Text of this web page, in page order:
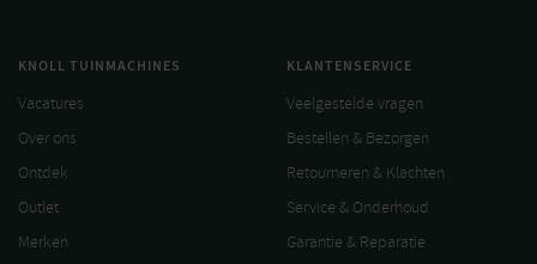
KNOLL TUINMACHINES
Vacatures
Over ons
Ontdek
Outlet
Merken
KLANTENSERVICE
Veelgestelde vragen
Bestellen & Bezorgen
Retourneren & Klachten
Service & Onderhoud
Garantie & Reparatie